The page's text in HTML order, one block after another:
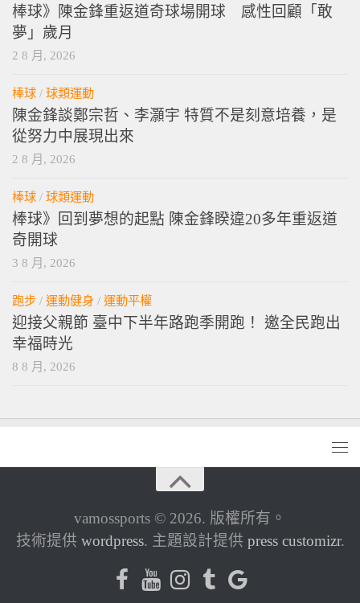
棒球》陳金鋒重返道奇球場開球 感性回顧「敢
夢」歲月
2 8 月, 2026
棒球 / 球類運動
陳金鋒談鄭宗哲、李灝宇 特質不是刻意培養，是
從努力中展現出來
2 8 月, 2026
棒球 / 球類運動
棒球》回到夢想的起點 陳金鋒睽違20多年重返道
奇開球
3 8 月, 2026
跑步 / 運動健身 / 運動平權
迎接父親節 臺中下半年路跑季開跑！ 邀全民跑出
幸福時光
8 8 月, 2026
vamossports © 2026. 版權所有。
技術提供 wordpress. 主題設計提供 press customizr.